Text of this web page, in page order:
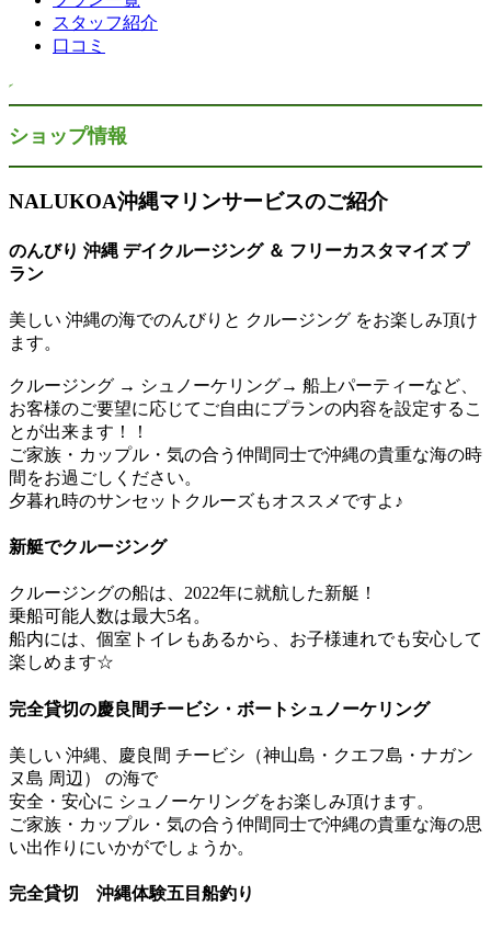
スタッフ紹介
口コミ
ショップ情報
NALUKOA沖縄マリンサービスのご紹介
のんびり 沖縄 デイクルージング ＆ フリーカスタマイズ プ
ラン
美しい​ 沖縄の海でのんびりと クルージング をお楽しみ頂け
ます。
クルージング → シュノーケリング→ 船上パーティーなど、
お客様のご要望に応じてご自由にプランの内容を設定するこ
とが出来ます！！
ご家族・カップル・気の合う仲間同士で沖縄の貴重な海の時
間をお過ごしください。
夕暮れ時のサンセットクルーズもオススメですよ♪
新艇でクルージング
クルージングの船は、2022年に就航した新艇！
乗船可能人数は最大5名。
船内には、個室トイレもあるから、お子様連れでも安心して
楽しめます☆
完全貸切の慶良間チービシ・ボートシュノーケリング
美しい​ 沖縄、慶良間 チービシ（神山島・クエフ島・ナガン
ヌ島 周辺） の海で
安全・安心に シュノーケリングをお楽しみ頂けます。
ご家族・カップル・気の合う仲間同士で沖縄の貴重な海の思
い出作りにいかがでしょうか。
完全貸切 沖縄体験五目船釣り